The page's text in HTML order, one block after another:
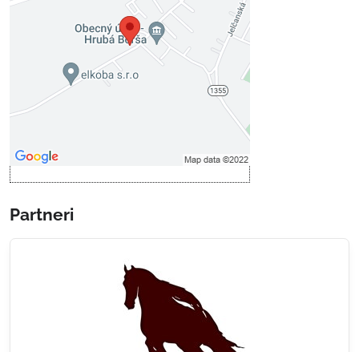
Prajete si načítať externý obsah?
Povoliť tentokrát
Povoliť a zapamätať - súhlas s
Partneri